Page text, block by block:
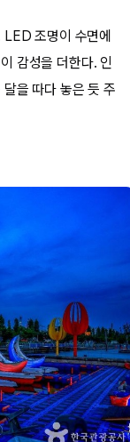
조명이 수면에
감성을 더한다. 인
을 따다 놓은 듯 주